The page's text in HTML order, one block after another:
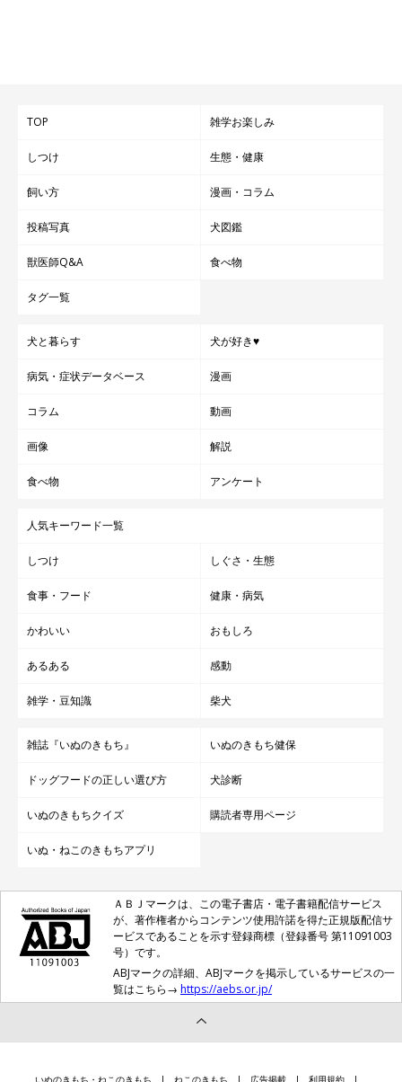
TOP 雑学お楽しみ
しつけ 生態・健康
飼い方 漫画・コラム
投稿写真 犬図鑑
獣医師Q&A 食べ物
タグ一覧
犬と暮らす 犬が好き♥
病気・症状データベース 漫画
コラム 動画
画像 解説
食べ物 アンケート
人気キーワード一覧
しつけ しぐさ・生態
食事・フード 健康・病気
かわいい おもしろ
あるある 感動
雑学・豆知識 柴犬
雑誌『いぬのきもち』 いぬのきもち健保
ドッグフードの正しい選び方 犬診断
いぬのきもちクイズ 購読者専用ページ
いぬ・ねこのきもちアプリ
ＡＢＪマークは、この電子書店・電子書籍配信サービス
が、著作権者からコンテンツ使用許諾を得た正規版配信サ
ービスであることを示す登録商標（登録番号 第11091003
号）です。
ABJマークの詳細、ABJマークを掲示しているサービスの一
覧はこちら→ https://aebs.or.jp/
いぬのきもち・ねこのきもち ねこのきもち 広告掲載 利用規約